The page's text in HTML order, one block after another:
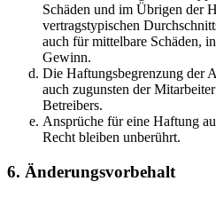
Schäden und im Übrigen der
vertragstypischen
auch für mittelbare Schäden,
Gewinn.
Die Haftungsbegrenzung der
auch zugunsten der
Betreibers.
Ansprüche für eine Haftung
Recht bleiben unberührt.
6. Änderungsvorbehalt